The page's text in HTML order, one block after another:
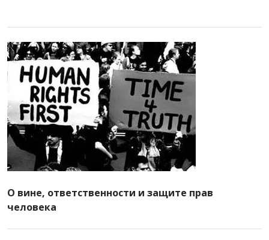
О вине, ответственности и защите прав
человека